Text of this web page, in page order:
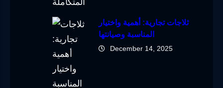
ثلاجات تجارية: أهمية واختيار
المناسبة وصيانتها
December 14, 2025